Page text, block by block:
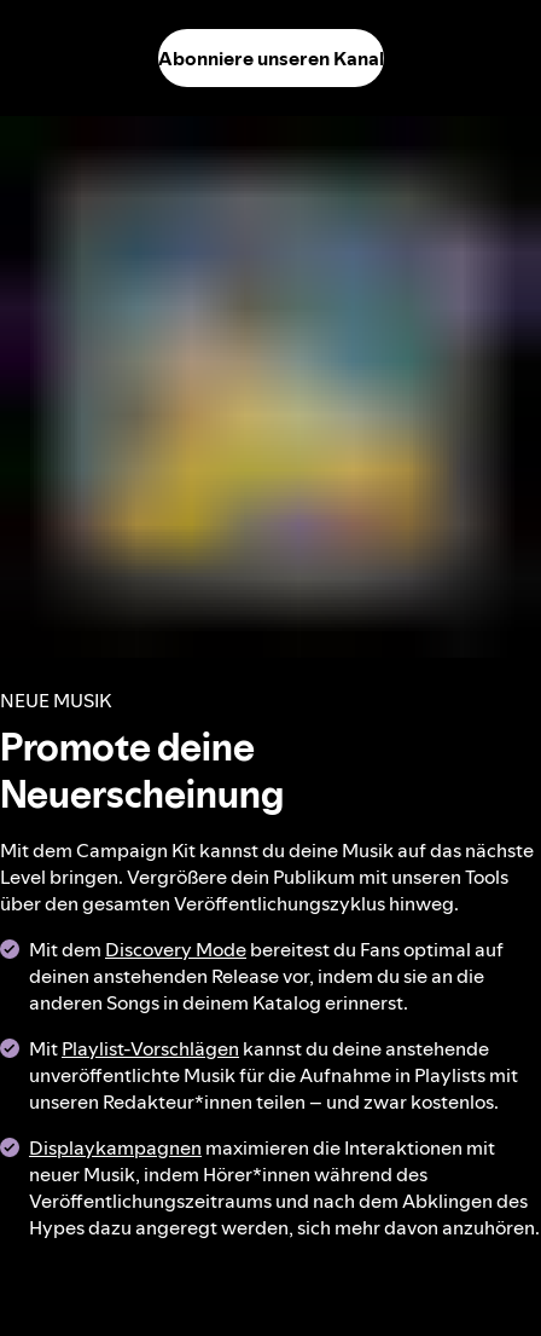
Abonniere unseren Kanal
NEUE MUSIK
Promote deine
Neuerscheinung
Mit dem Campaign Kit kannst du deine Musik auf das nächste
Level bringen. Vergrößere dein Publikum mit unseren Tools
über den gesamten Veröffentlichungszyklus hinweg.
Mit dem Discovery Modebereitest du Fans optimal auf
deinen anstehenden Release vor, indem du sie an die
anderen Songs in deinem Katalog erinnerst.
MitPlaylist-Vorschlägen kannst du deine anstehende
unveröffentlichte Musik für die Aufnahme in Playlists mit
unseren Redakteur*innen teilen – und zwar kostenlos.
Displaykampagnen maximieren die Interaktionen mit
neuer Musik, indem Hörer*innen während des
Veröffentlichungszeitraums und nach dem Abklingen des
Hypes dazu angeregt werden, sich mehr davon anzuhören.